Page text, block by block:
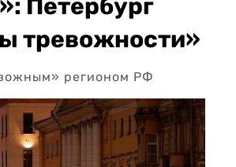
Петербург
тревожности»
регионом РФ